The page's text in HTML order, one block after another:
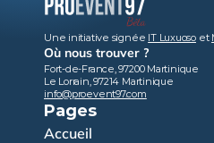
Une initiative signée IT Luxuoso et
Où nous trouver ?
Fort-de-France, 97200 Martinique
Le Lorrain, 97214 Martinique
info@proevent97.com
Pages
Accueil